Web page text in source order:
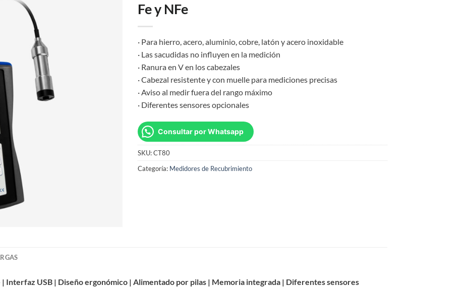
Fe y NFe
· Para hierro, acero, aluminio, cobre, latón y acero inoxidable
· Las sacudidas no influyen en la medición
· Ranura en V en los cabezales
· Cabezal resistente y con muelle para mediciones precisas
· Aviso al medir fuera del rango máximo
· Diferentes sensores opcionales
Consultar por Whatsapp
SKU:CT80
Categoría: Medidores de Recubrimiento
Interfaz USB | Diseño ergonómico | Alimentado por pilas | Memoria integrada | Diferentes sensores